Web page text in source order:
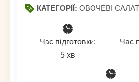
КАТЕГОРІЇ: ОВОЧЕВІ
Час підготовки:
5хвилин
хв
Час